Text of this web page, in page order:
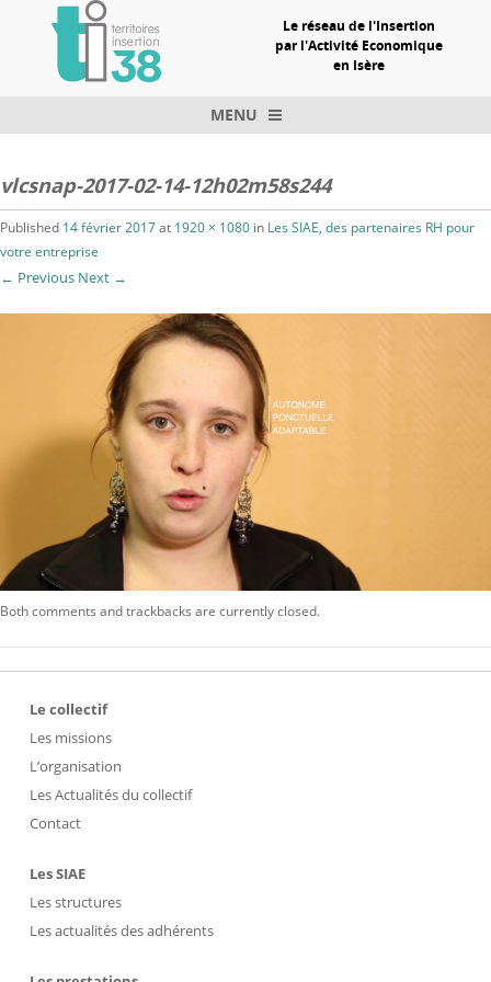
Le réseau de l'Insertion
par l'Activité Economique
en Isère
MENU
vlcsnap-2017-02-14-12h02m58s244
Published 14 février 2017at 1920 × 1080 in Les SIAE, des partenaires RH pour
votre entreprise
← Previous Next →
Both comments and trackbacks are currently closed.
Le collectif
Les missions
L’organisation
Les Actualités du collectif
Contact
Les SIAE
Les structures
Les actualités des adhérents